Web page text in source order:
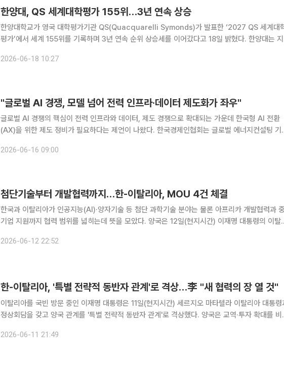
한양대, QS 세계대학평가 155위…3년 연속 상승
한양대학교가 영국 대학평가기관 QS(Quacquarelli Symonds)가 발표한 ‘2027 QS 세계대
평가’에서 세계 155위를 기록하며 3년 연속 순위 상승세를 이어갔다고 18일 밝혔다. 한양대는 지난
름세를 보이며 전 세계 상위 1.8%
2026-06-18 10:27
"글로벌 AI 경쟁, 모델 넘어 전력 인프라·데이터 제도화가 좌우"
글로벌 AI 경쟁의 핵심이 전력 인프라와 데이터, 제도 경쟁으로 확대되는 가운데 한국형 AI 전환
(AX)을 위한 제도 정비가 필요하다는 제언이 나왔다. 한국경제인협회는 글로벌 에너지컨설팅 기관
2026-06-16 09:00
첨단기술부터 개발협력까지…한-이탈리아, MOU 4건 체결
한국과 이탈리아가 인공지능(AI)·양자기술 등 첨단 과학기술 분야는 물론 아프리카 개발협력과
기업 지원까지 협력 범위를 넓히는데 뜻을 모았다. 양국은 12일(현지시간) 이재명 대통령의 이탈리
공인 분야 등 4건의 양해각서(MOU)를 체결했다. 기존 경제
2026-06-12 22:52
한-이탈리아, '특별 전략적 동반자 관계'로 격상…李 "새 협력의 장 열 것"
이탈리아를 국빈 방문 중인 이재명 대통령은 11일(현지시간) 세르지오 마타렐라 이탈리아 대통령
정상회담을 갖고 양국 관계를 '특별 전략적 동반자 관계'로 격상했다. 양국은 교역·투자 확대를 비
너지 안보, 기후위기 대응 등 글로벌 현안에서도 공조를 확대
2026-06-11 21:49